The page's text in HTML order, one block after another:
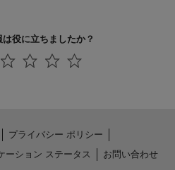
は役に立ちましたか？
プライバシー ポリシー
ーション ステータス
お問い合わせ